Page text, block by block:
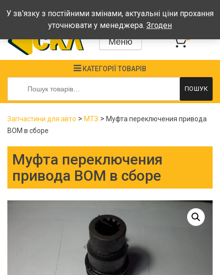
Графік: Пн-Пт: 08:00-17:00, Сб-Нд - вихідні
Меню
КАТЕГОРІЇ ТОВАРІВ
Шукати:
ПОШУК
Запчастини для авто > МТЗ > Муфта переключения привода
ВОМ в сборе
Муфта переключения
привода ВОМ в сборе
У зв'язку з постійними змінами, актуальні ціни прохання
уточнювати у менеджера. Згоден